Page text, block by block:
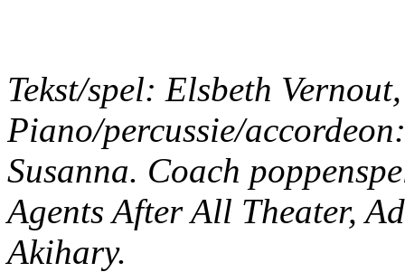
Tekst/spel: Elsbeth
Piano/percussie/
Susanna. Coach
Agents After All Theater,
Akihary.